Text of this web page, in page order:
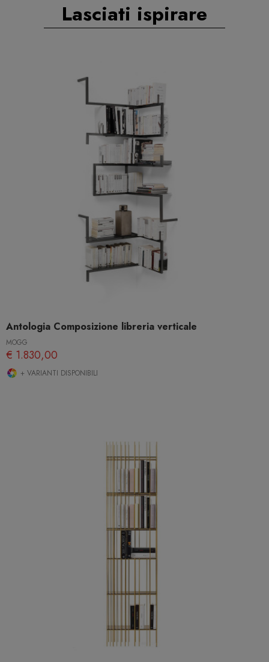
Lasciati ispirare
Antologia Composizione libreria verticale
MOGG
€ 1.830,00
+ VARIANTI DISPONIBILI